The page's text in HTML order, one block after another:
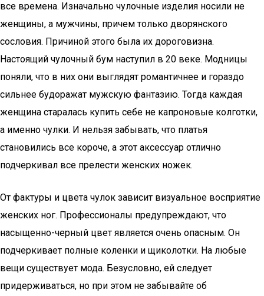
все времена. Изначально чулочные изделия носили не
женщины, а мужчины, причем только дворянского
сословия. Причиной этого была их дороговизна.
Настоящий чулочный бум наступил в 20 веке. Модницы
поняли, что в них они выглядят романтичнее и гораздо
сильнее будоражат мужскую фантазию. Тогда каждая
женщина старалась купить себе не капроновые колготки,
а именно чулки. И нельзя забывать, что платья
становились все короче, а этот аксессуар отлично
подчеркивал все прелести женских ножек.
От фактуры и цвета чулок зависит визуальное восприятие
женских ног. Профессионалы предупреждают, что
насыщенно-черный цвет является очень опасным. Он
подчеркивает полные коленки и щиколотки. На любые
вещи существует мода. Безусловно, ей следует
придерживаться, но при этом не забывайте об